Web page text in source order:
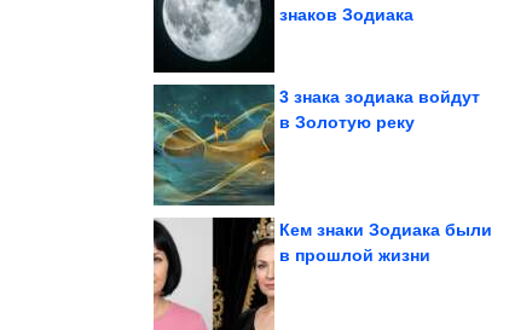
знаков Зодиака
3 знака зодиака войдут
в Золотую реку
Кем знаки Зодиака были
в прошлой жизни